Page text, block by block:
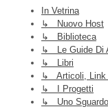
In Vetrina
↳ Nuovo Host
↳ Biblioteca
↳ Le Guide Di
↳ Libri
↳ Articoli, Link
↳ I Progetti
↳ Uno